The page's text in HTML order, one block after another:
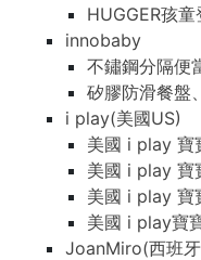
HUGGER孩
innobaby
不鏽鋼分隔便
矽膠防滑餐盤
i play(美國US)
美國 i play 寶
美國 i play 寶
美國 i play 寶
美國 i play寶
JoanMiro(西班